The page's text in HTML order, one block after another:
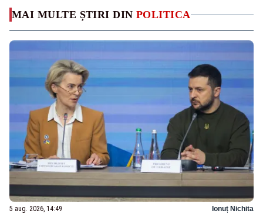
MAI MULTE ȘTIRI DIN POLITICA
5 aug. 2026, 14:49 Ionuț Nichita